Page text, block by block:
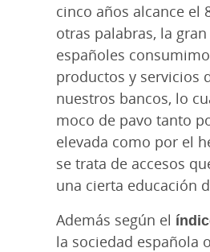
cinco años alcance el
otras palabras, la
españoles
productos y servicios
nuestros bancos, lo
moco de pavo tanto
elevada como por el
se trata de accesos
una cierta educación
Además según el
la sociedad española